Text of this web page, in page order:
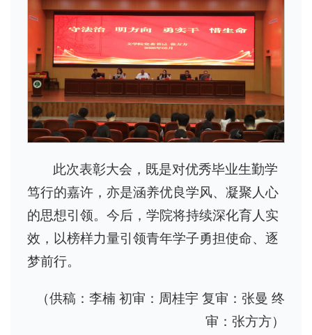
此次表彰大会，既是对优秀毕业生勤学
笃行的嘉许，亦是涵养优良学风、凝聚人心
的思想引领。今后，学院将持续深化育人实
效，以榜样力量引领青年学子勇担使命、逐
梦前行。
（供稿：李楠 初审：周桂宇 复审：张曼 终
审：张方方）